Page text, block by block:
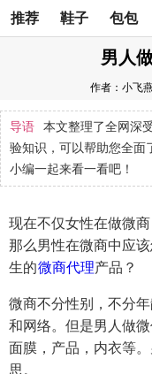
推荐 鞋子 包包
男人
作者：小飞
导语
本文整理了全网深
验知识，可以帮助您全面
小编一起来看一看吧！
现在不仅女性在做微
那么男性在微商中应
生的微商代理产品？
微商不分性别，不分
和网络。但是男人做
面膜，产品，内衣等
思。